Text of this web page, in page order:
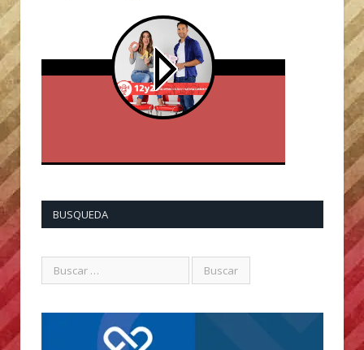
BUSQUEDA